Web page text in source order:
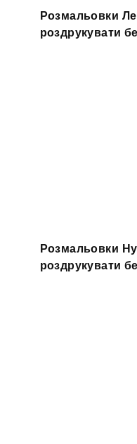
Розмальовки
роздрукувати
Розмальовки
роздрукувати